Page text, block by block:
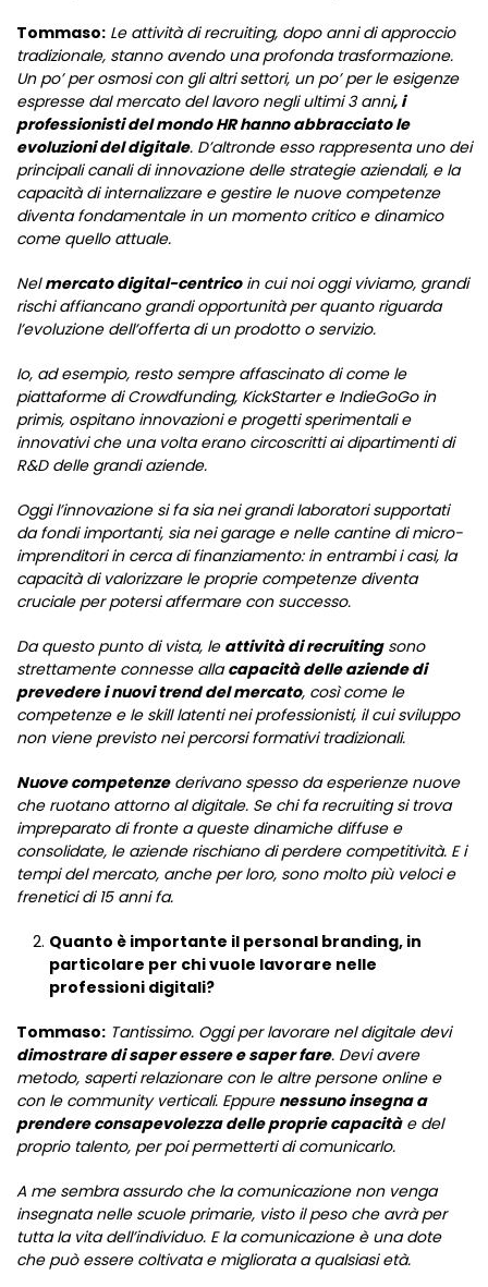
Tommaso: Le attività di recruiting, dopo anni di approccio
tradizionale, stanno avendo una profonda trasformazione.
Un po’ per osmosi con gli altri settori, un po’ per le esigenze
espresse dal mercato del lavoro negli ultimi 3 anni, i
professionisti del mondo HR hanno abbracciato le
evoluzioni del digitale. D’altronde esso rappresenta uno dei
principali canali di innovazione delle strategie aziendali, e la
capacità di internalizzare e gestire le nuove competenze
diventa fondamentale in un momento critico e dinamico
come quello attuale.
Nelmercato digital-centricoin cui noi oggi viviamo, grandi
rischi affiancano grandi opportunità per quanto riguarda
l’evoluzione dell’offerta di un prodotto o servizio.
Io, ad esempio, resto sempre affascinato di come le
piattaforme di Crowdfunding, KickStarter e IndieGoGo in
primis, ospitano innovazioni e progetti sperimentali e
innovativi che una volta erano circoscritti ai dipartimenti di
R&D delle grandi aziende.
Oggi l’innovazione si fa sia nei grandi laboratori supportati
da fondi importanti, sia nei garage e nelle cantine di micro-
imprenditori in cerca di finanziamento: in entrambi i casi, la
capacità di valorizzare le proprie competenze diventa
cruciale per potersi affermare con successo.
Da questo punto di vista, le attività di recruitingsono
strettamente connesse allacapacità delle aziende di
prevedere i nuovi trend del mercato, così come le
competenze e le skill latenti nei professionisti, il cui sviluppo
non viene previsto nei percorsi formativi tradizionali.
Nuove competenzederivano spesso da esperienze nuove
che ruotano attorno al digitale. Se chi fa recruiting si trova
impreparato di fronte a queste dinamiche diffuse e
consolidate, le aziende rischiano di perdere competitività. E i
tempi del mercato, anche per loro, sono molto più veloci e
frenetici di 15 anni fa.
Quanto è importante il personal branding, in
particolare per chi vuole lavorare nelle
professioni digitali?
Tommaso: Tantissimo. Oggi per lavorare nel digitale devi
dimostrare di saper essere e saper fare. Devi avere
metodo, saperti relazionare con le altre persone online e
con le community verticali. Eppure nessuno insegna a
prendere consapevolezza delle proprie capacitàe del
proprio talento, per poi permetterti di comunicarlo.
A me sembra assurdo che la comunicazione non venga
insegnata nelle scuole primarie, visto il peso che avrà per
tutta la vita dell’individuo. E la comunicazione è una dote
che può essere coltivata e migliorata a qualsiasi età.